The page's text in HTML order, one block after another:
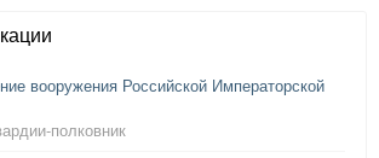
вооружения Российской Императорской
полковник